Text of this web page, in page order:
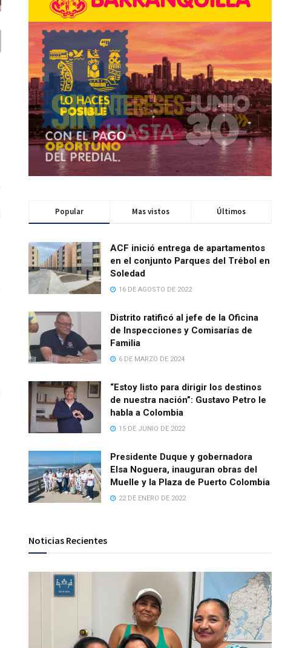
Popular Mas vistos Últimos
ACF inició entrega de apartamentos
en el conjunto Parques del Trébol en
Soledad
16 DE AGOSTO DE 2022
Distrito ratificó al jefe de la Oficina
de Inspecciones y Comisarías de
Familia
6 DE MARZO DE 2024
“Estoy listo para dirigir los destinos
de nuestra nación”: Gustavo Petro le
habla a Colombia
15 DE JUNIO DE 2022
Presidente Duque y gobernadora
Elsa Noguera, inauguran obras del
Muelle y la Plaza de Puerto Colombia
22 DE ENERO DE 2022
Noticias Recientes